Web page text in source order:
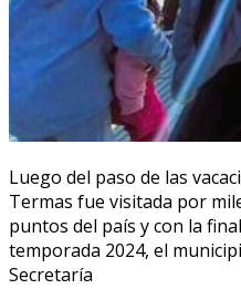
Luego del paso de las
Termas fue visitada por
puntos del país y con la
temporada 2024, el
Secretaría